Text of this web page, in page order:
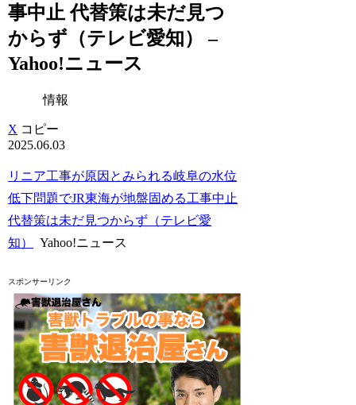
事中止 代替策は未だ見つ
からず（テレビ愛知） –
Yahoo!ニュース
情報
X コピー
2025.06.03
リニア工事が原因とみられる岐阜の水位
低下問題でJR東海が地盤固める工事中止
代替策は未だ見つからず（テレビ愛
知）
Yahoo!ニュース
スポンサーリンク